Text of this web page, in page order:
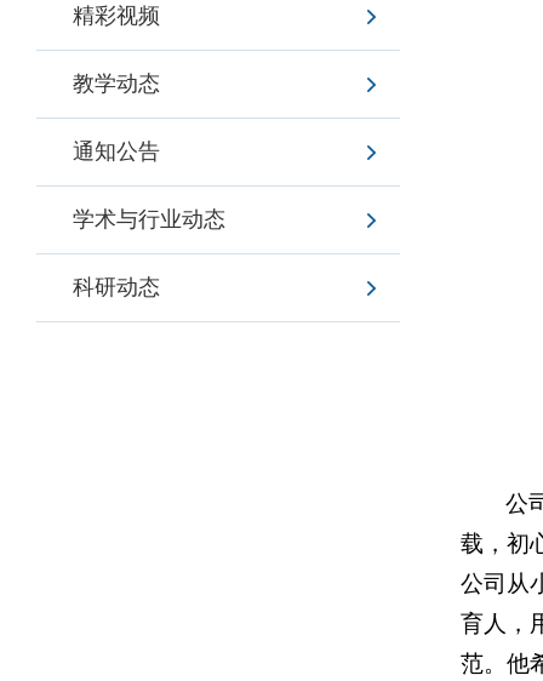
精彩视频
教学动态
通知公告
学术与行业动态
科研动态
公
载，初
公司从
育人，
范。他